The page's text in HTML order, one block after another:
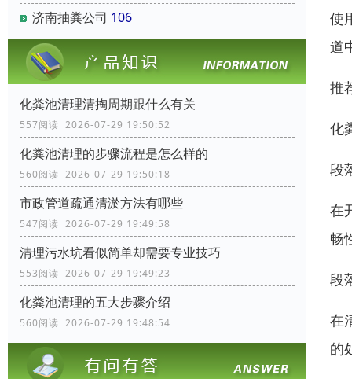
济南抽粪公司 106
化粪池清理清掏周期跟什么有关
557阅读 2026-07-29 19:50:52
化粪池清理的步骤流程是怎么样的
560阅读 2026-07-29 19:50:18
市政管道疏通清淤方法有哪些
547阅读 2026-07-29 19:49:58
清理污水坑看似简单却需要专业技巧
553阅读 2026-07-29 19:49:23
化粪池清理的五大步骤介绍
560阅读 2026-07-29 19:48:54
使
道
推
化
段
在
畅
段
在
的